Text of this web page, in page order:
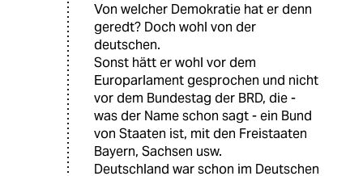
Von welcher Demokratie hat er denn
geredt? Doch wohl von der
deutschen.
Sonst hätt er wohl vor dem
Europarlament gesprochen und nicht
vor dem Bundestag der BRD, die -
was der Name schon sagt - ein Bund
von Staaten ist, mit den Freistaaten
Bayern, Sachsen usw.
Deutschland war schon im Deutschen